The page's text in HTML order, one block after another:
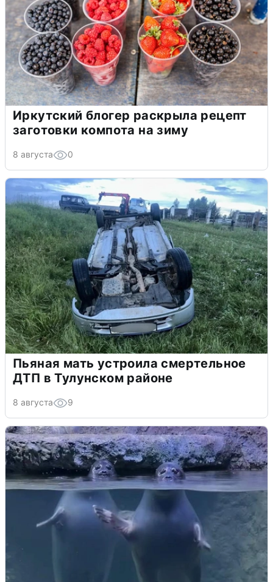
Иркутский блогер раскрыла рецепт
заготовки компота на зиму
8 августа 0
Пьяная мать устроила смертельное
ДТП в Тулунском районе
8 августа 9